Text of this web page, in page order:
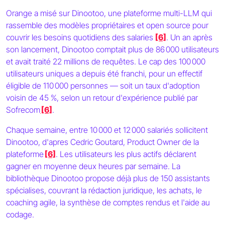
Orange a misé sur Dinootoo, une plateforme multi-LLM qui
rassemble des modèles propriétaires et open source pour
couvrir les besoins quotidiens des salaries [6] . Un an après
son lancement, Dinootoo comptait plus de 86 000 utilisateurs
et avait traité 22 millions de requêtes. Le cap des 100 000
utilisateurs uniques a depuis été franchi, pour un effectif
éligible de 110 000 personnes — soit un taux d'adoption
voisin de 45 %, selon un retour d'expérience publié par
Sofrecom [6] .
Chaque semaine, entre 10 000 et 12 000 salariés sollicitent
Dinootoo, d'apres Cedric Goutard, Product Owner de la
plateforme [6] . Les utilisateurs les plus actifs déclarent
gagner en moyenne deux heures par semaine. La
bibliothèque Dinootoo propose déjà plus de 150 assistants
spécialises, couvrant la rédaction juridique, les achats, le
coaching agile, la synthèse de comptes rendus et l'aide au
codage.